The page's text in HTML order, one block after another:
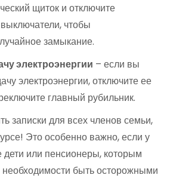
щиток и отключите
чтобы
замыкание.
электроэнергии – если вы
электроэнергии, отключите ее
главный рубильник.
записки для всех членов семьи,
Это особенно важно, если у
дети или пенсионеры, которым
быть осторожными